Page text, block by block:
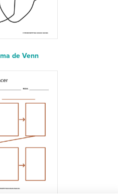
de Venn